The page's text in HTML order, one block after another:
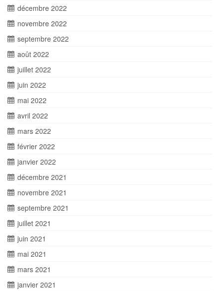
décembre 2022
novembre 2022
septembre 2022
août 2022
juillet 2022
juin 2022
mai 2022
avril 2022
mars 2022
février 2022
janvier 2022
décembre 2021
novembre 2021
septembre 2021
juillet 2021
juin 2021
mai 2021
mars 2021
janvier 2021